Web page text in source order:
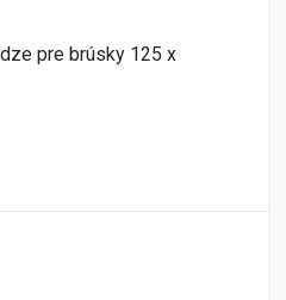
pre brúsky 125 x